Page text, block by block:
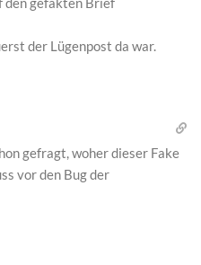
der Lügenpost da war.
gefragt, woher dieser Fake
vor den Bug der